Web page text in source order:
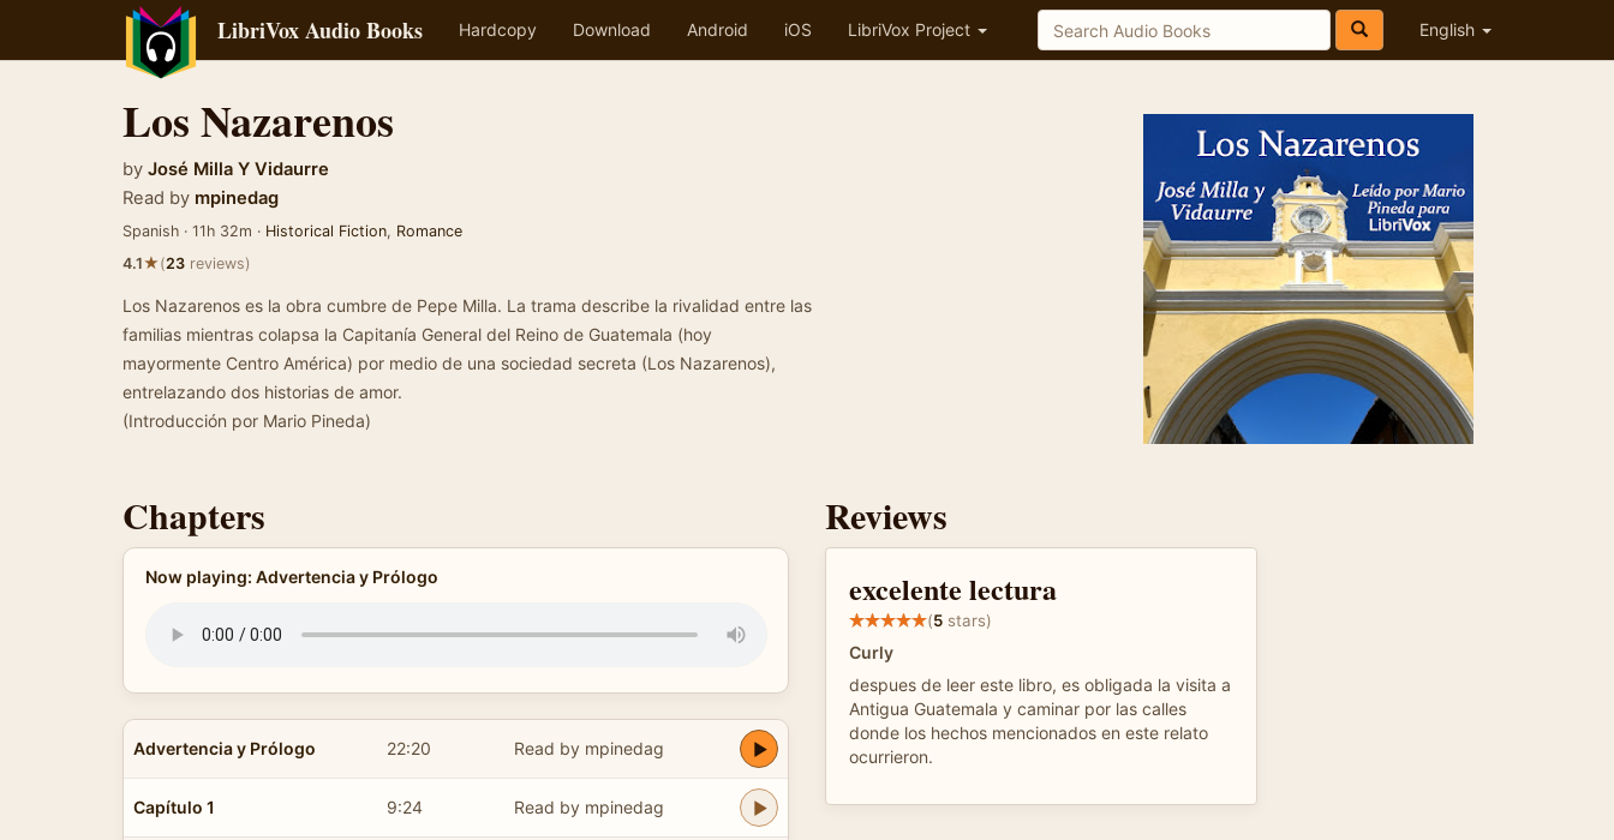
LibriVox Audio Books Hardcopy Download Android iOS LibriVox Project English
Los Nazarenos
by José Milla Y Vidaurre
Read by mpinedag
Spanish · 11h 32m · Historical Fiction, Romance
4.1★(23 reviews)
Los Nazarenos es la obra cumbre de Pepe Milla. La trama describe la rivalidad entre las
familias mientras colapsa la Capitanía General del Reino de Guatemala (hoy
mayormente Centro América) por medio de una sociedad secreta (Los Nazarenos),
entrelazando dos historias de amor.
(Introducción por Mario Pineda)
Chapters
Now playing: Advertencia y Prólogo
Advertencia y Prólogo 22:20 Read by mpinedag
Capítulo 1 9:24 Read by mpinedag
Reviews
excelente lectura
(5 stars)
Curly
despues de leer este libro, es obligada la visita a
Antigua Guatemala y caminar por las calles
donde los hechos mencionados en este relato
ocurrieron.